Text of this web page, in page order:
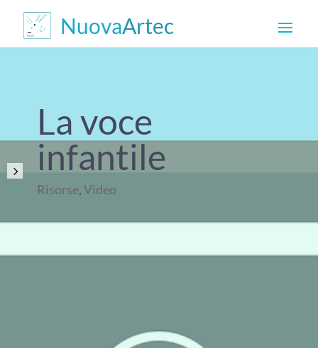
La voce
infantile
Risorse,Video